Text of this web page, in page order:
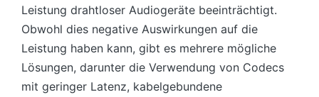
Leistung drahtloser Audiogeräte beeinträchtigt.
Obwohl dies negative Auswirkungen auf die
Leistung haben kann, gibt es mehrere mögliche
Lösungen, darunter die Verwendung von Codecs
mit geringer Latenz, kabelgebundene